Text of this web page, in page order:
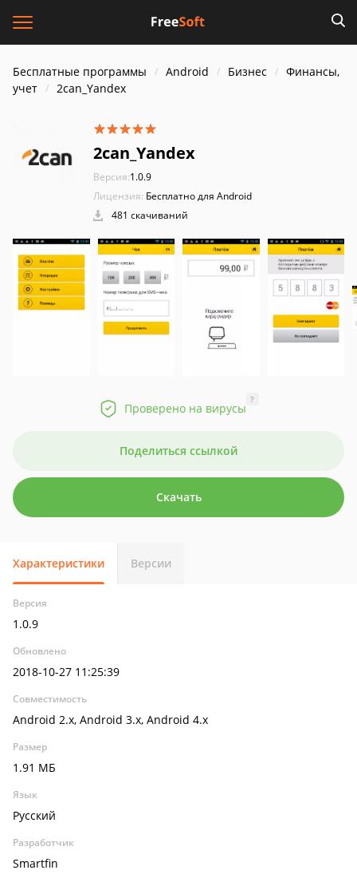
Бесплатные программы Android Бизнес
Финансы,
учет
2can_Yandex
2can_Yandex
Версия:1.0.9
Лицензия: Бесплатно для Android
481 скачиваний
Проверено на вирусы
?
Поделиться ссылкой
Скачать
Характеристики Версии
Версия
1.0.9
Обновлено
2018-10-27 11:25:39
Совместимость
Android 2.x, Android 3.x, Android 4.x
Размер
1.91 МБ
Язык
Русский
Разработчик
Smartfin